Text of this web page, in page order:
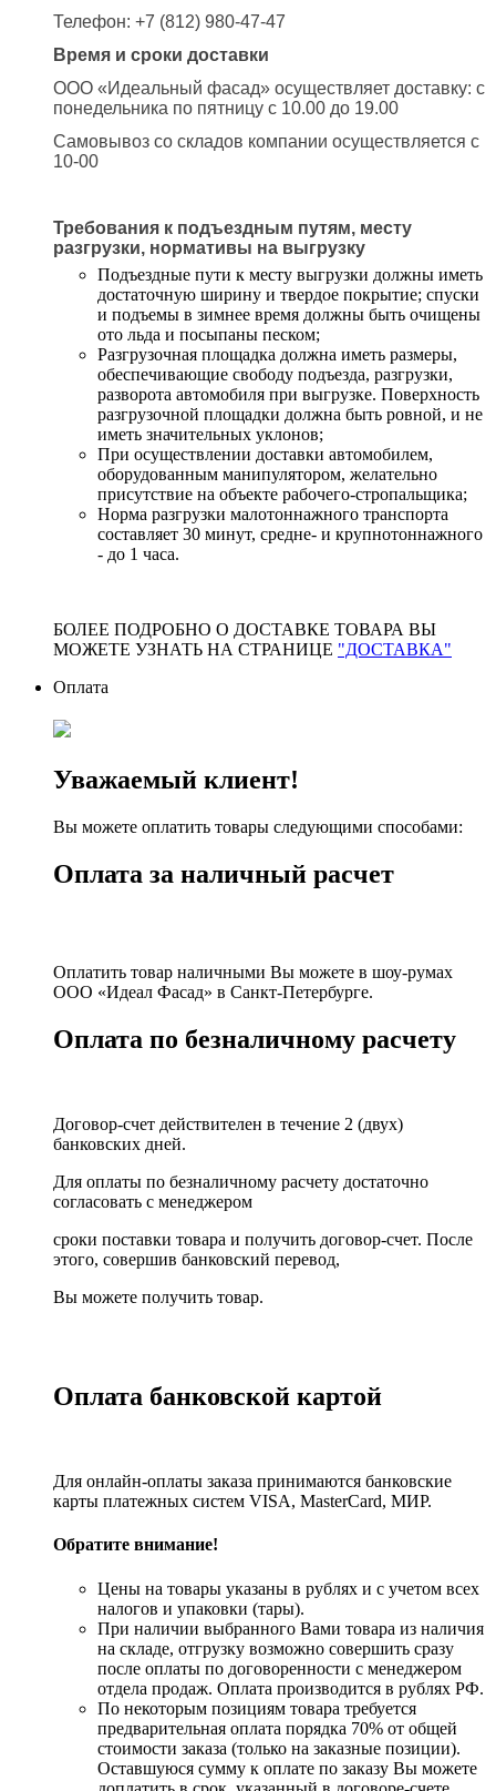
Телефон: +7 (812) 980-47-47
Время и сроки доставки
ООО «Идеальный фасад» осуществляет доставку: с
понедельника по пятницу с 10.00 до 19.00
Самовывоз со складов компании осуществляется с
10-00
Требования к подъездным путям, месту
разгрузки, нормативы на выгрузку
Подъездные пути к месту выгрузки должны иметь
достаточную ширину и твердое покрытие; спуски
и подъемы в зимнее время должны быть очищены
ото льда и посыпаны песком;
Разгрузочная площадка должна иметь размеры,
обеспечивающие свободу подъезда, разгрузки,
разворота автомобиля при выгрузке. Поверхность
разгрузочной площадки должна быть ровной, и не
иметь значительных уклонов;
При осуществлении доставки автомобилем,
оборудованным манипулятором, желательно
присутствие на объекте рабочего-стропальщика;
Норма разгрузки малотоннажного транспорта
составляет 30 минут, средне- и крупнотоннажного
- до 1 часа.
БОЛЕЕ ПОДРОБНО О ДОСТАВКЕ ТОВАРА ВЫ
МОЖЕТЕ УЗНАТЬ НА СТРАНИЦЕ "ДОСТАВКА"
Оплата
Уважаемый клиент!
Вы можете оплатить товары следующими способами:
Оплата за наличный расчет
Оплатить товар наличными Вы можете в шоу-румах
ООО «Идеал Фасад» в Санкт-Петербурге.
Оплата по безналичному расчету
Договор-счет действителен в течение 2 (двух)
банковских дней.
Для оплаты по безналичному расчету достаточно
согласовать с менеджером
сроки поставки товара и получить договор-счет. После
этого, совершив банковский перевод,
Вы можете получить товар.
Оплата банковской картой
Для онлайн-оплаты заказа принимаются банковские
карты платежных систем VISA, MasterСard, МИР.
Обратите внимание!
Цены на товары указаны в рублях и с учетом всех
налогов и упаковки (тары).
При наличии выбранного Вами товара из наличия
на складе, отгрузку возможно совершить сразу
после оплаты по договоренности с менеджером
отдела продаж. Оплата производится в рублях РФ.
По некоторым позициям товара требуется
предварительная оплата порядка 70% от общей
стоимости заказа (только на заказные позиции).
Оставшуюся сумму к оплате по заказу Вы можете